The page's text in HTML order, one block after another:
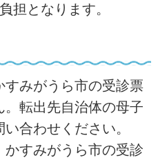
担となります。
すみがうら市の受診票
。転出先自治体の母子
合わせください。
かすみがうら市の受診